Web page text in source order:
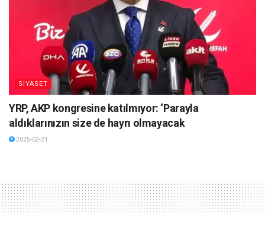
SİYASET
YRP, AKP kongresine katılmıyor: ‘Parayla
aldıklarınızın size de hayrı olmayacak
2025-02-21